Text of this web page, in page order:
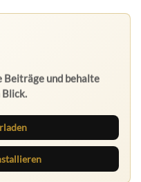
Beiträge und behalte
Blick.